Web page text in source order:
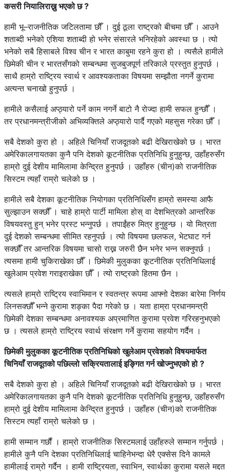
कसरी नियालिराख्नु भएको छ ?
हामी भू–राजनीतिक जटिलतामा छौँ । दुई ठूला राष्ट्रको बीचमा छौँ । आउने
शताब्दी भनेको एशिया शताब्दी हो भनेर संसारले भनिरहेको अवस्था छ । त्यो
भनेको सबै हिसाबले विश्व चीन र भारत काबुमा रहने कुरा हो । त्यसैले हामीले
छिमेकी चीन र भारतसँगको सम्बन्धमा सुजबुजपूर्ण तरिकाले प्रस्तुत हुनुपर्छ ।
साथै हाम्रो राष्ट्रिय स्वार्थ र आवश्यकताका विषयमा सम्झौता नगर्ने कुरामा
अत्यन्त चनाखो हुनुपर्छ ।
हामीले कसैलाई अप्ठ्यारो पर्ने काम नगर्ने बाटो नै रोज्दा हामी सफल हुन्छौँ ।
तर प्रधानमन्त्रीजीको अभिव्यक्तिले अप्ठ्यारो पार्दै गएको महसुस गरेका छौँ ।
सबै देशको कुरा हो । अहिले चिनियाँ राजदूतको बढी देखिराखेको छ । भारत
अमेरिकालगायतका कुनै पनि देशको कूटनीतिक प्रतिनिधि हुनुहुन्छ, उहाँहरुसँग
हाम्रो दुई देशीय मामिलामा केन्द्रित हुनुपर्छ । उहाँहरु (चीन)को राजनीतिक
सिस्टम त्यहाँ राम्रो चलेको छ ।
हामीले सबै देशका कूटनीतिक नियोगका प्रतिनिधिसँग हाम्रो समस्या आफै
सुल्झाउन सक्छौँ । चाहे हाम्रो पार्टी मामिला होस् वा देशभित्रको आन्तरिक
विषयवस्तु हुन् भनेर प्रस्ट भन्नुपर्छ । तपाईंहरु मित्र हुनुहुन्छ । यो मित्रता
दुई देशको सम्बन्धमा सीमित रहनुपर्छ । त्यो विषयमा छलफल, भेटघाट गर्न
सक्छौँ तर आन्तरिक विषयमा चासो राख्न जरुरी छैन भनेर भन्न सक्नुपर्छ ।
त्यसमा हामी चुकिराखेका छौँ । छिमेकी मुलुकका कूटनीतिक प्रतिनिधिलाई
खुलेआम प्रवेश गराइराखेका छौँ । त्यो राष्ट्रको हितमा छैन ।
त्यसले हाम्रो राष्ट्रिय स्वाभिमान र स्वतन्त्र रूपमा आफ्नो देशका बारेमा निर्णय
लिनसक्छौँ भन्ने कुरामा शङ्का पैदा गरेको छ । यता हाम्रा प्रधानमन्त्री
छिमेकी देशका सम्बन्धमा अनावश्यक अप्रमाणित कुरामा प्रवेश गरिरहनुभएको
छ । त्यसले हाम्रो राष्ट्रिय स्वार्थ संरक्षण गर्ने कुरामा सहयोग गर्दैन ।
छिमेकी मुलुकका कूटनीतिक प्रतिनिधिको खुलेआम प्रवेशको विषयमार्फत
चिनियाँ राजदूतको पछिल्लो सक्रियतालाई इङ्गित गर्न खोज्नुभएको हो ?
सबै देशको कुरा हो । अहिले चिनियाँ राजदूतको बढी देखिराखेको छ । भारत
अमेरिकालगायतका कुनै पनि देशको कूटनीतिक प्रतिनिधि हुनुहुन्छ, उहाँहरुसँग
हाम्रो दुई देशीय मामिलामा केन्द्रित हुनुपर्छ । उहाँहरु (चीन)को राजनीतिक
सिस्टम त्यहाँ राम्रो चलेको छ ।
हामी सम्मान गर्छौं । हाम्रो राजनीतिक सिस्टमलाई उहाँहरुले सम्मान गर्नुपर्छ ।
हामीले कुनै पनि देशका प्रतिनिधिलाई चाहिनेभन्दा धेरै एक्सेस दिने कामले
हामीलाई राम्रो गर्दैन । हामी राष्ट्रियता, स्वाभिन, स्वार्थका कुरामा यसले मद्दत